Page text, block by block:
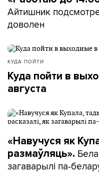
Айтишник
доволен
КУДА ПОЙТИ
Куда пойти в
августа
«Навучуся як
размаўляць».
загаварылі па-